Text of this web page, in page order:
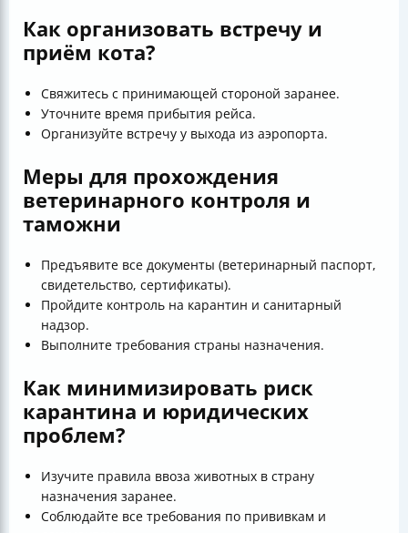
Как организовать встречу и
приём кота?
Свяжитесь с принимающей стороной заранее.
Уточните время прибытия рейса.
Организуйте встречу у выхода из аэропорта.
Меры для прохождения
ветеринарного контроля и
таможни
Предъявите все документы (ветеринарный паспорт,
свидетельство, сертификаты).
Пройдите контроль на карантин и санитарный
надзор.
Выполните требования страны назначения.
Как минимизировать риск
карантина и юридических
проблем?
Изучите правила ввоза животных в страну
назначения заранее.
Соблюдайте все требования по прививкам и